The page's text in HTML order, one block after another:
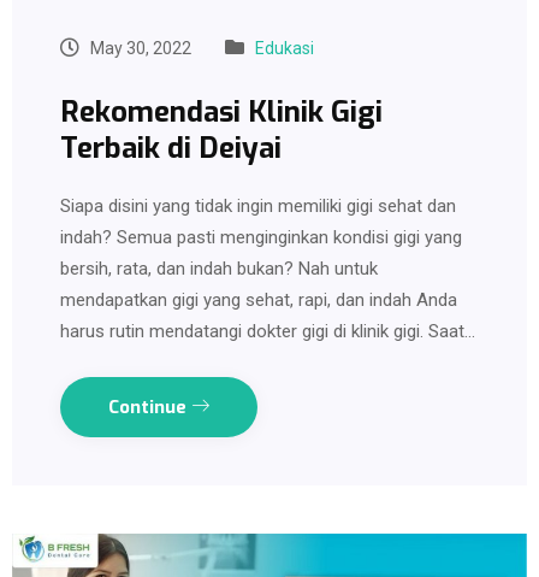
May 30, 2022 Edukasi
Rekomendasi Klinik Gigi
Terbaik di Deiyai
Siapa disini yang tidak ingin memiliki gigi sehat dan
indah? Semua pasti menginginkan kondisi gigi yang
bersih, rata, dan indah bukan? Nah untuk
mendapatkan gigi yang sehat, rapi, dan indah Anda
harus rutin mendatangi dokter gigi di klinik gigi. Saat…
Continue